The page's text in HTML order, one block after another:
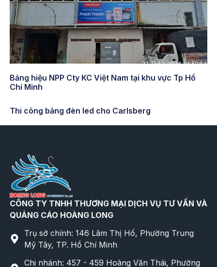
Bảng hiệu NPP Cty KC Việt Nam tại khu vực Tp Hồ
Chí Minh
Thi công bảng đèn led cho Carlsberg
CÔNG TY TNHH THƯƠNG MẠI DỊCH VỤ TƯ VẤN VÀ
QUẢNG CÁO HOÀNG LONG
Trụ sở chính: 146 Lâm Thị Hố, Phường Trung
Mỹ Tây, TP. Hồ Chí Minh
Chi nhánh: 457 - 459 Hoàng Văn Thái, Phường